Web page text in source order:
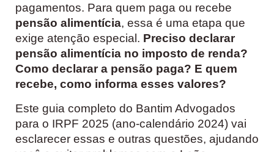
pagamentos. Para quem paga ou recebe
pensão alimentícia, essa é uma etapa que
exige atenção especial. Preciso declarar
pensão alimentícia no imposto de renda?
Como declarar a pensão paga? E quem
recebe, como informa esses valores?
Este guia completo do Bantim Advogados
para o IRPF 2025 (ano-calendário 2024) vai
esclarecer essas e outras questões, ajudando